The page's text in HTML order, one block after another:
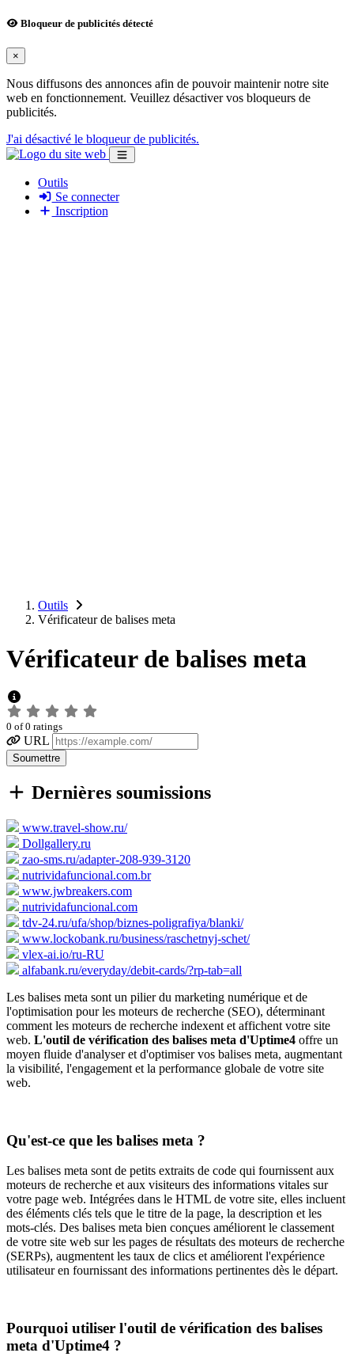
Bloqueur de publicités détecté
×
Nous diffusons des annonces afin de pouvoir maintenir notre site
web en fonctionnement. Veuillez désactiver vos bloqueurs de
publicités.
J'ai désactivé le bloqueur de publicités.
Outils
Se connecter
Inscription
Outils
Vérificateur de balises meta
Vérificateur de balises meta
0 of0 ratings
URL
Soumettre
Dernières soumissions
www.travel-show.ru/
Dollgallery.ru
zao-sms.ru/adapter-208-939-3120
nutrividafuncional.com.br
www.jwbreakers.com
nutrividafuncional.com
tdv-24.ru/ufa/shop/biznes-poligrafiya/blanki/
www.lockobank.ru/business/raschetnyj-schet/
vlex-ai.io/ru-RU
alfabank.ru/everyday/debit-cards/?rp-tab=all
Les balises meta sont un pilier du marketing numérique et de
l'optimisation pour les moteurs de recherche (SEO), déterminant
comment les moteurs de recherche indexent et affichent votre site
web. L'outil de vérification des balises meta d'Uptime4 offre un
moyen fluide d'analyser et d'optimiser vos balises meta, augmentant
la visibilité, l'engagement et la performance globale de votre site
web.
Qu'est-ce que les balises meta ?
Les balises meta sont de petits extraits de code qui fournissent aux
moteurs de recherche et aux visiteurs des informations vitales sur
votre page web. Intégrées dans le HTML de votre site, elles incluent
des éléments clés tels que le titre de la page, la description et les
mots-clés. Des balises meta bien conçues améliorent le classement
de votre site web sur les pages de résultats des moteurs de recherche
(SERPs), augmentent les taux de clics et améliorent l'expérience
utilisateur en fournissant des informations pertinentes dès le départ.
Pourquoi utiliser l'outil de vérification des balises
meta d'Uptime4 ?